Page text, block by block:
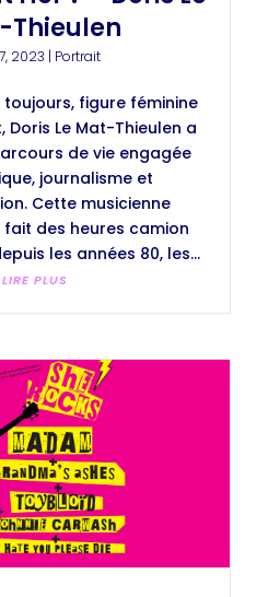
Thieulen
2023 | Portrait
toujours, figure féminine
Le Mat-Thieulen a
de vie engagée
journalisme et
Cette musicienne
des heures camion
les années 80, les...
LIRE PLUS